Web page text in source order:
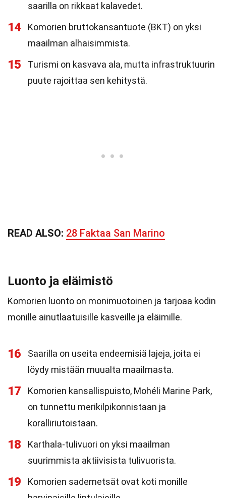
saarilla on rikkaat kalavedet.
14
Komorien bruttokansantuote (BKT) on yksi
maailman alhaisimmista.
15
Turismi on kasvava ala, mutta infrastruktuurin
puute rajoittaa sen kehitystä.
READ ALSO: 28 Faktaa San Marino
Luonto ja eläimistö
Komorien luonto on monimuotoinen ja tarjoaa kodin
monille ainutlaatuisille kasveille ja eläimille.
16
Saarilla on useita endeemisiä lajeja, joita ei
löydy mistään muualta maailmasta.
17
Komorien kansallispuisto, Mohéli Marine Park,
on tunnettu merikilpikonnistaan ja
koralliriutoistaan.
18
Karthala-tulivuori on yksi maailman
suurimmista aktiivisista tulivuorista.
19
Komorien sademetsät ovat koti monille